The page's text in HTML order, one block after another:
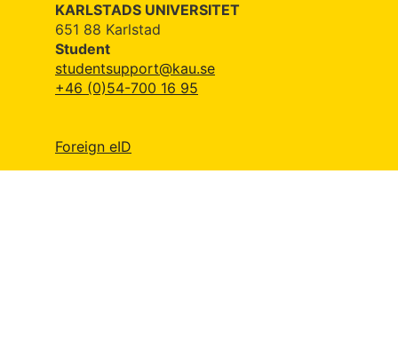
KARLSTADS UNIVERSITET
651 88 Karlstad
Student
studentsupport@kau.se
+46 (0)54-700 16 95
Foreign eID